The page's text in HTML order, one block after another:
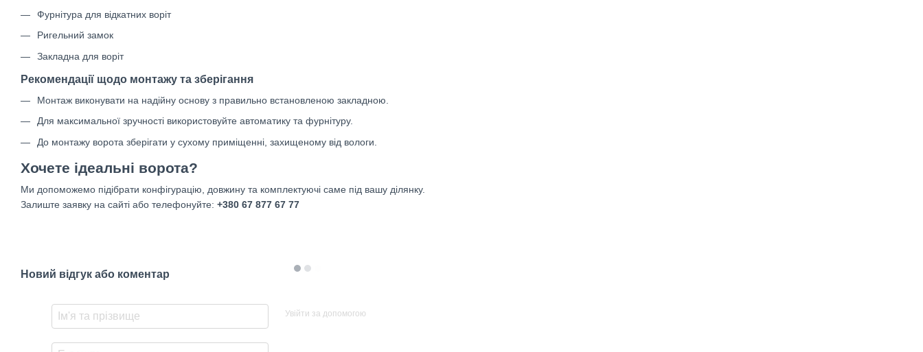
Фурнітура для відкатних воріт
Ригельний замок
Закладна для воріт
Рекомендації щодо монтажу та зберігання
Монтаж виконувати на надійну основу з правильно встановленою закладною.
Для максимальної зручності використовуйте автоматику та фурнітуру.
До монтажу ворота зберігати у сухому приміщенні, захищеному від вологи.
Хочете ідеальні ворота?
Ми допоможемо підібрати конфігурацію, довжину та комплектуючі саме під вашу ділянку.
Залиште заявку на сайті або телефонуйте: +380 67 877 67 77
Новий відгук або коментар
Увійти за допомогою